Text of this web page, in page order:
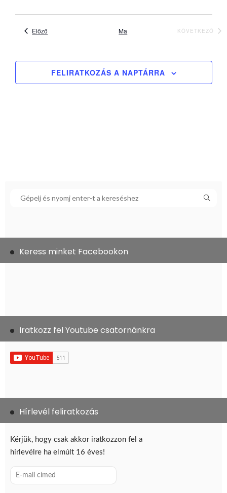
Előző Ma
KÖVETKEZŐ
FELIRATKOZÁS A NAPTÁRRA
Keress minket Facebookon
Iratkozz fel Youtube csatornánkra
Hírlevél feliratkozás